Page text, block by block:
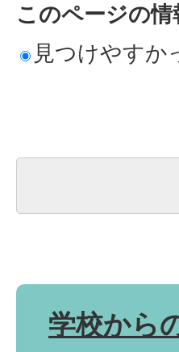
このページの
見つけやすか
学校から